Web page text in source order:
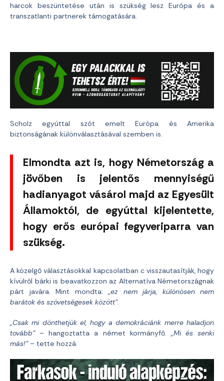
harcok beszüntetése után is szükség lesz Európa és a
transzatlanti partnerek támogatására.
Scholz egyúttal szót emelt Európa és Amerika
biztonságának különválasztásával szemben is.
Elmondta azt is, hogy Németország a
jövőben is jelentős mennyiségű
hadianyagot vásárol majd az Egyesült
Államoktól, de egyúttal kijelentette,
hogy erős európai fegyveriparra van
szükség.
A közelgő választásokkal kapcsolatban c visszautasítják, hogy
kívülről bárki is beavatkozzon az Alternatíva Németországnak
párt javára. Mint mondta: „ez nem járja, különösen nem
barátok és szövetségesek között”.
„Csak mi dönthetjük el, hogy a demokráciánk merre haladjon
tovább”– hangoztatta a német kormányfő. „Mi és senki
más!”– tette hozzá.